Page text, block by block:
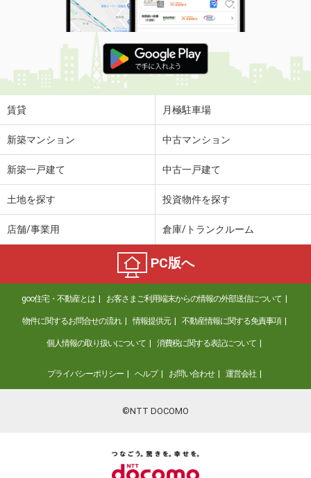
賃貸 月極駐車場
新築マンション 中古マンション
新築一戸建て 中古一戸建て
土地を探す 投資物件を探す
店舗/事業用 倉庫/トランクルーム
PC版へ
goo住宅・不動産とは お客さまご利用端末からの情報の外部送信について
物件に関するお問合せの流れ 情報提供元 不動産情報に関する免責事項
個人情報の取り扱いについて 消費税に関する表記について
プライバシーポリシー ヘルプ お問い合わせ 運営会社
©NTT DOCOMO